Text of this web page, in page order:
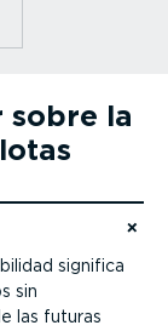
sobre la
significa
sin
las futuras